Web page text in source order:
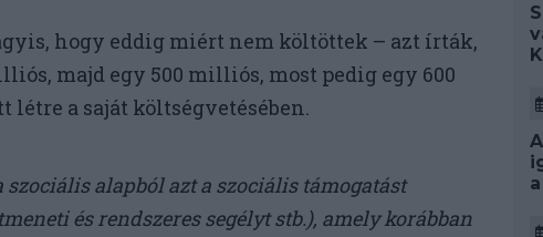
hogy eddig miért nem költöttek – azt írták,
majd egy 500 milliós, most pedig egy 600
a saját költségvetésében.
szociális alapból azt a szociális támogatást
és rendszeres segélyt stb.), amely korábban